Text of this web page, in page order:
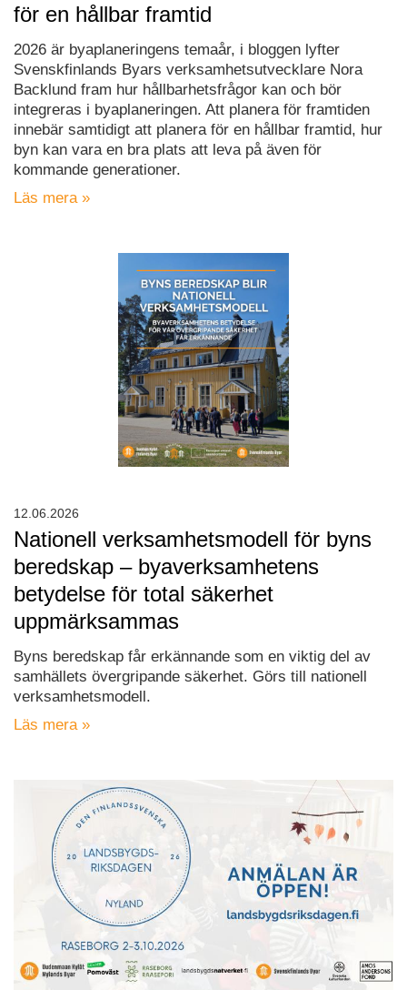
för en hållbar framtid
2026 är byaplaneringens temaår, i bloggen lyfter
Svenskfinlands Byars verksamhetsutvecklare Nora
Backlund fram hur hållbarhetsfrågor kan och bör
integreras i byaplaneringen. Att planera för framtiden
innebär samtidigt att planera för en hållbar framtid, hur
byn kan vara en bra plats att leva på även för
kommande generationer.
Läs mera »
Nationell verksamhetsmodell för byns
beredskap – byaverksamhetens
betydelse för total säkerhet
uppmärksammas
Byns beredskap får erkännande som en viktig del av
samhällets övergripande säkerhet. Görs till nationell
verksamhetsmodell.
Läs mera »
12.06.2026